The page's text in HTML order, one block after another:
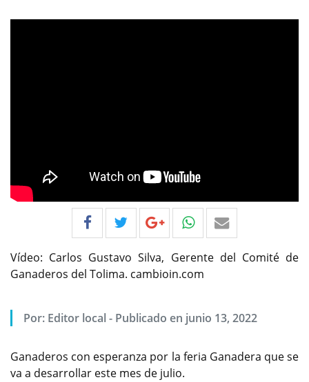
Vídeo: Carlos Gustavo Silva, Gerente del Comité de
Ganaderos del Tolima. cambioin.com
Por: Editor local - Publicado en junio 13, 2022
Ganaderos con esperanza por la feria Ganadera que se
va a desarrollar este mes de julio.